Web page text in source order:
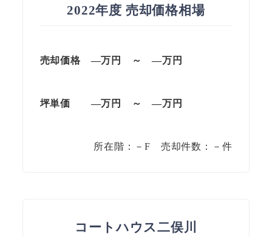
2022年度 売却価格相場
売却価格 —万円 ～ —万円
坪単価 —万円 ～—万円
所在階：－F 売却件数：－件
コートハウス二俣川